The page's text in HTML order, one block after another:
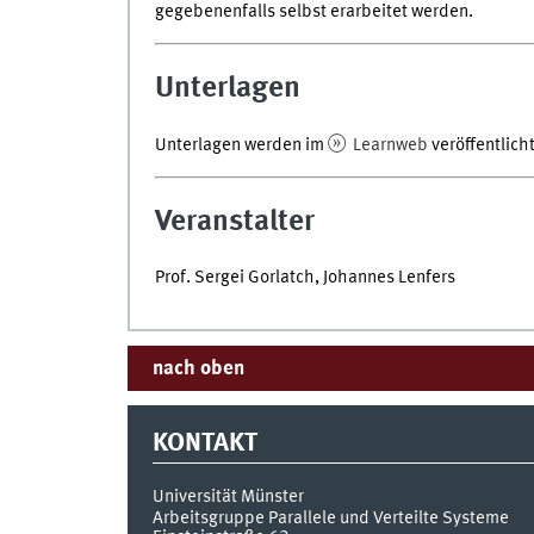
gegebenenfalls selbst erarbeitet werden.
Unterlagen
Unterlagen werden im Learnweb
Veranstalter
Prof. Sergei Gorlatch, Johannes Lenfers
nach oben
KONTAKT
Universität Münster
Arbeitsgruppe Parallele und Verteilte Systeme